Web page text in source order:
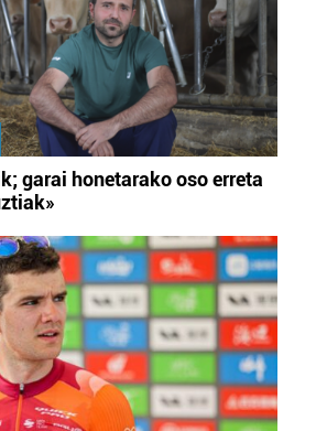
garai honetarako oso erreta